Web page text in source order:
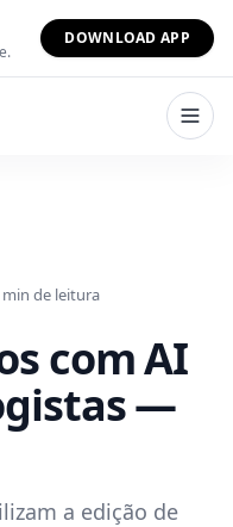
DOWNLOAD APP
min de leitura
com AI
—
a edição de